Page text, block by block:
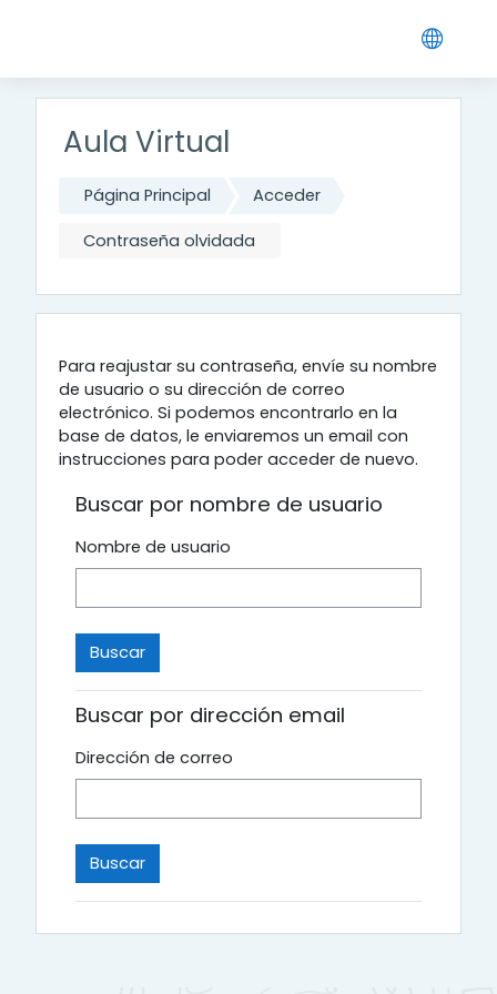
Aula Virtual
Página Principal Acceder
Contraseña olvidada
Para reajustar su contraseña, envíe su nombre
de usuario o su dirección de correo
electrónico. Si podemos encontrarlo en la
base de datos, le enviaremos un email con
instrucciones para poder acceder de nuevo.
Buscar por nombre de usuario
Nombre de usuario
Buscar por dirección email
Dirección de correo